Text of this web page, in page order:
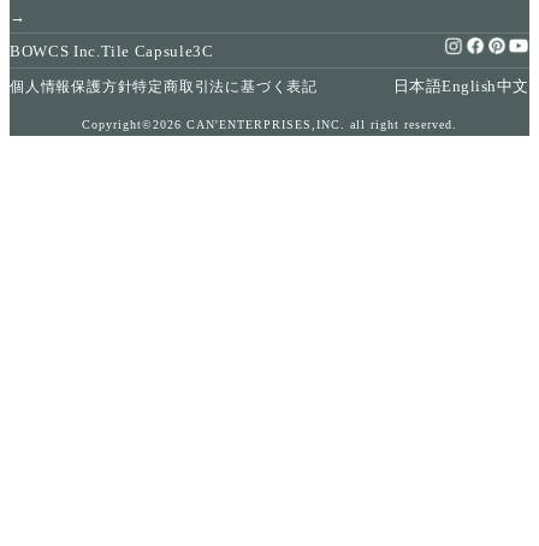
→
BOWCS Inc.Tile Capsule3C
個人情報保護方針特定商取引法に基づく表記 日本語English中文
Copyright©2026 CAN'ENTERPRISES,INC. all right reserved.